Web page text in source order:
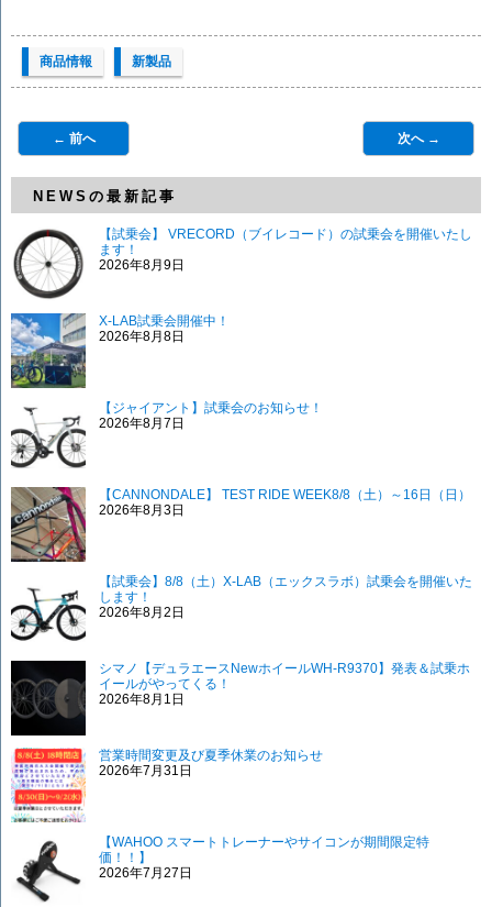
商品情報 新製品
← 前へ 次へ →
NEWSの最新記事
【試乗会】 VRECORD（ブイレコード）の試乗会を開催いたし
ます！
2026年8月9日
X-LAB試乗会開催中！
2026年8月8日
【ジャイアント】試乗会のお知らせ！
2026年8月7日
【CANNONDALE】 TEST RIDE WEEK8/8（土）～16日（日）
2026年8月3日
【試乗会】8/8（土）X-LAB（エックスラボ）試乗会を開催いた
します！
2026年8月2日
シマノ【デュラエースNewホイールWH-R9370】発表＆試乗ホ
イールがやってくる！
2026年8月1日
営業時間変更及び夏季休業のお知らせ
2026年7月31日
【WAHOO スマートトレーナーやサイコンが期間限定特
価！！】
2026年7月27日